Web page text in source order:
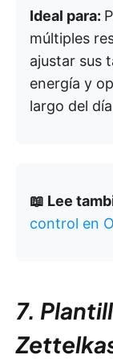
Ideal para:
múltiples
ajustar sus
energía y
largo del
📖 Lee
control en
7.